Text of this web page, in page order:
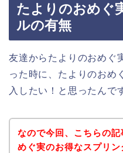
たよりのおめぐ
ルの有無
友達からたよりのおめぐ
った時に、たよりのおめ
入したい！と思ったんで
なので今回、こちらの
めぐ実のお得なスプリ